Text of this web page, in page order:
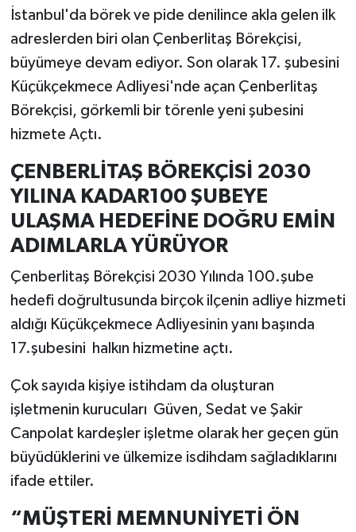
İstanbul'da börek ve pide denilince akla gelen ilk
adreslerden biri olan Çenberlitaş Börekçisi,
büyümeye devam ediyor. Son olarak 17. şubesini
Küçükçekmece Adliyesi'nde açan Çenberlitaş
Börekçisi, görkemli bir törenle yeni şubesini
hizmete Açtı.
ÇENBERLİTAŞ BÖREKÇİSİ 2030
YILINA KADAR100 ŞUBEYE
ULAŞMA HEDEFİNE DOĞRU EMİN
ADIMLARLA YÜRÜYOR
Çenberlitaş Börekçisi 2030 Yılında 100.şube
hedefi doğrultusunda birçok ilçenin adliye hizmeti
aldığı Küçükçekmece Adliyesinin yanı başında
17.şubesini halkın hizmetine açtı.
Çok sayıda kişiye istihdam da oluşturan
işletmenin kurucuları Güven, Sedat ve Şakir
Canpolat kardeşler işletme olarak her geçen gün
büyüdüklerini ve ülkemize isdihdam sağladıklarını
ifade ettiler.
“MÜŞTERİ MEMNUNİYETİ ÖN